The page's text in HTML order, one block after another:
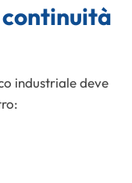
industriale deve